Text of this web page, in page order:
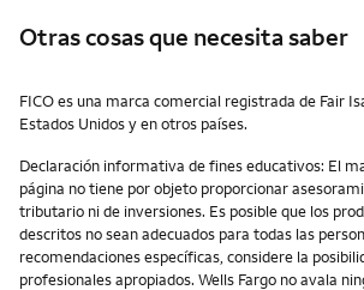
Otras cosas que necesita saber
Otras cosas que necesita saber
FICO es una marca comercial registrada de Fair
Estados Unidos y en otros países.
Declaración informativa de fines educativos: El
página no tiene por objeto proporcionar
tributario ni de inversiones. Es posible que los
descritos no sean adecuados para todas las
recomendaciones específicas, considere la
profesionales apropiados. Wells Fargo no avala